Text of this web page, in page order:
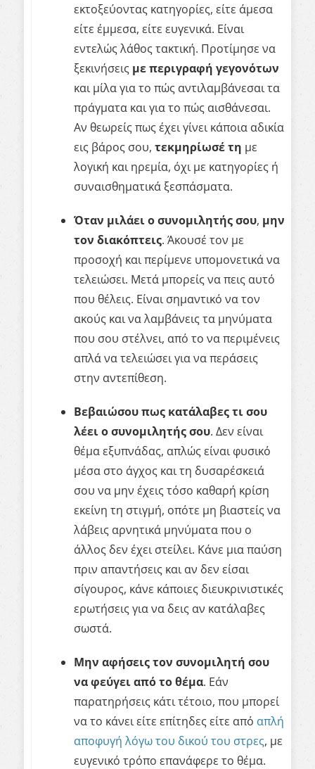
εκτοξεύοντας κατηγορίες, είτε άμεσα
είτε έμμεσα, είτε ευγενικά. Είναι
εντελώς λάθος τακτική. Προτίμησε να
ξεκινήσεις με περιγραφή γεγονότων
και μίλα για το πώς αντιλαμβάνεσαι τα
πράγματα και για το πώς αισθάνεσαι.
Αν θεωρείς πως έχει γίνει κάποια αδικία
εις βάρος σου, τεκμηρίωσέ τη με
λογική και ηρεμία, όχι με κατηγορίες ή
συναισθηματικά ξεσπάσματα.
Όταν μιλάει ο συνομιλητής σου, μην
τον διακόπτεις. Άκουσέ τον με
προσοχή και περίμενε υπομονετικά να
τελειώσει. Μετά μπορείς να πεις αυτό
που θέλεις. Είναι σημαντικό να τον
ακούς και να λαμβάνεις τα μηνύματα
που σου στέλνει, από το να περιμένεις
απλά να τελειώσει για να περάσεις
στην αντεπίθεση.
Βεβαιώσου πως κατάλαβες τι σου
λέει ο συνομιλητής σου. Δεν είναι
θέμα εξυπνάδας, απλώς είναι φυσικό
μέσα στο άγχος και τη δυσαρέσκειά
σου να μην έχεις τόσο καθαρή κρίση
εκείνη τη στιγμή, οπότε μη βιαστείς να
λάβεις αρνητικά μηνύματα που ο
άλλος δεν έχει στείλει. Κάνε μια παύση
πριν απαντήσεις και αν δεν είσαι
σίγουρος, κάνε κάποιες διευκρινιστικές
ερωτήσεις για να δεις αν κατάλαβες
σωστά.
Μην αφήσεις τον συνομιλητή σου
να φεύγει από το θέμα. Εάν
παρατηρήσεις κάτι τέτοιο, που μπορεί
να το κάνει είτε επίτηδες είτε από απλή
αποφυγή λόγω του δικού του στρες, με
ευγενικό τρόπο επανάφερε το θέμα.